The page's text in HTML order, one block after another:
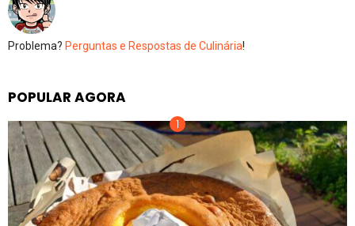
Problema? Perguntas e Respostas de Culinária!
POPULAR AGORA